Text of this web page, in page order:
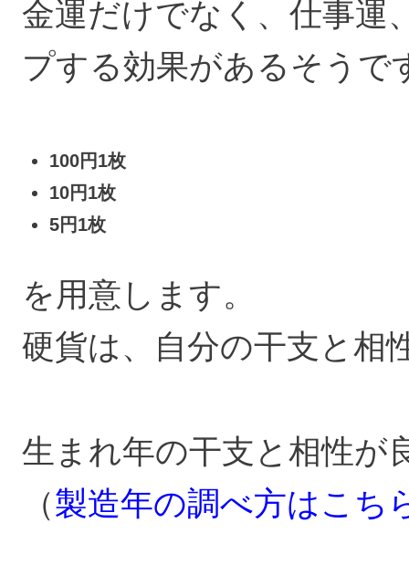
金運だけでなく、仕事運
プする効果があるそうで
100円1枚
10円1枚
5円1枚
を用意します。
硬貨は、自分の干支と相
生まれ年の干支と相性が
（製造年の調べ方はこ